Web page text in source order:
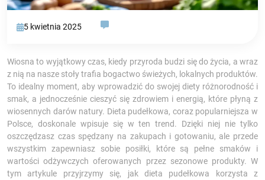
5 kwietnia 2025
Wiosna to wyjątkowy czas, kiedy przyroda budzi się do życia, a wraz
z nią na nasze stoły trafia bogactwo świeżych, lokalnych produktów.
To idealny moment, aby wprowadzić do swojej diety różnorodność i
smak, a jednocześnie cieszyć się zdrowiem i energią, które płyną z
wiosennych darów natury. Dieta pudełkowa, coraz popularniejsza w
Polsce, doskonale wpisuje się w ten trend. Dzięki niej nie tylko
oszczędzasz czas spędzany na zakupach i gotowaniu, ale przede
wszystkim zapewniasz sobie posiłki, które są pełne smaków i
wartości odżywczych oferowanych przez sezonowe produkty. W
tym artykule przyjrzymy się, jak dieta pudełkowa korzysta z